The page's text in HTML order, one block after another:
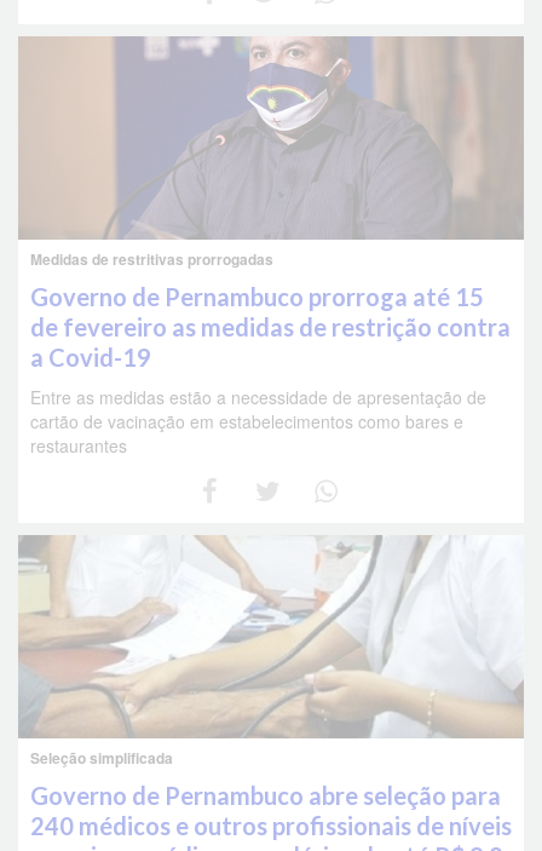
Medidas de restritivas prorrogadas
Governo de Pernambuco prorroga até 15
de fevereiro as medidas de restrição contra
a Covid-19
Entre as medidas estão a necessidade de apresentação de
cartão de vacinação em estabelecimentos como bares e
restaurantes
Seleção simplificada
Governo de Pernambuco abre seleção para
240 médicos e outros profissionais de níveis